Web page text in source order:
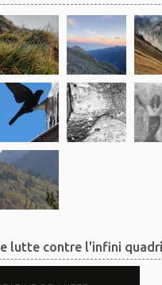
lutte contre l'infini